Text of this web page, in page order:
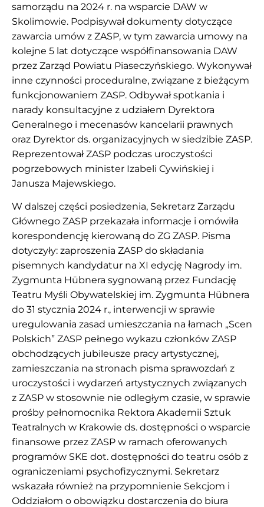
samorządu na 2024 r. na wsparcie DAW w
Skolimowie. Podpisywał dokumenty dotyczące
zawarcia umów z ZASP, w tym zawarcia umowy na
kolejne 5 lat dotyczące współfinansowania DAW
przez Zarząd Powiatu Piaseczyńskiego. Wykonywał
inne czynności proceduralne, związane z bieżącym
funkcjonowaniem ZASP. Odbywał spotkania i
narady konsultacyjne z udziałem Dyrektora
Generalnego i mecenasów kancelarii prawnych
oraz Dyrektor ds. organizacyjnych w siedzibie ZASP.
Reprezentował ZASP podczas uroczystości
pogrzebowych minister Izabeli Cywińskiej i
Janusza Majewskiego.
W dalszej części posiedzenia, Sekretarz Zarządu
Głównego ZASP przekazała informacje i omówiła
korespondencję kierowaną do ZG ZASP. Pisma
dotyczyły: zaproszenia ZASP do składania
pisemnych kandydatur na XI edycję Nagrody im.
Zygmunta Hübnera sygnowaną przez Fundację
Teatru Myśli Obywatelskiej im. Zygmunta Hübnera
do 31 stycznia 2024 r., interwencji w sprawie
uregulowania zasad umieszczania na łamach „Scen
Polskich” ZASP pełnego wykazu członków ZASP
obchodzących jubileusze pracy artystycznej,
zamieszczania na stronach pisma sprawozdań z
uroczystości i wydarzeń artystycznych związanych
z ZASP w stosownie nie odległym czasie, w sprawie
prośby pełnomocnika Rektora Akademii Sztuk
Teatralnych w Krakowie ds. dostępności o wsparcie
finansowe przez ZASP w ramach oferowanych
programów SKE dot. dostępności do teatru osób z
ograniczeniami psychofizycznymi. Sekretarz
wskazała również na przypomnienie Sekcjom i
Oddziałom o obowiązku dostarczenia do biura